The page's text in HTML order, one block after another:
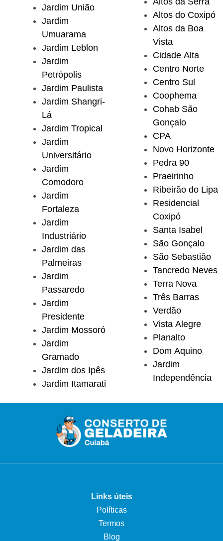
Jardim União
Jardim
Umuarama
Jardim Leblon
Jardim
Petrópolis
Jardim Paulista
Jardim Shangri-
Lá
Jardim Tropical
Jardim
Universitário
Jardim
Comodoro
Jardim
Fortaleza
Jardim
Industriário
Jardim das
Palmeiras
Jardim
Passaredo
Jardim
Presidente
Jardim Mossoró
Jardim
Gramado
Jardim dos Ipês
Jardim Itamarati
Altos do Coxipó
Altos da Boa
Vista
Cidade Alta
Centro Norte
Centro Sul
Coophema
Cohab São
Gonçalo
CPA
Novo Horizonte
Pedra 90
Praeirinho
Ribeirão do Lipa
Residencial
Coxipó
Santa Isabel
São Gonçalo
São Sebastião
Tancredo Neves
Terra Nova
Três Barras
Verdão
Vista Alegre
Planalto
Dom Aquino
Jardim
Independência
Links úteis
Políticas
Termos
Blog